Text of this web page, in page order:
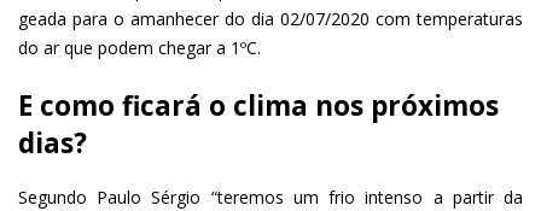
geada para o amanhecer do dia 02/07/2020 com temperaturas
do ar que podem chegar a 1ºC.
E como ficará o clima nos próximos
dias?
Segundo Paulo Sérgio “teremos um frio intenso a partir da